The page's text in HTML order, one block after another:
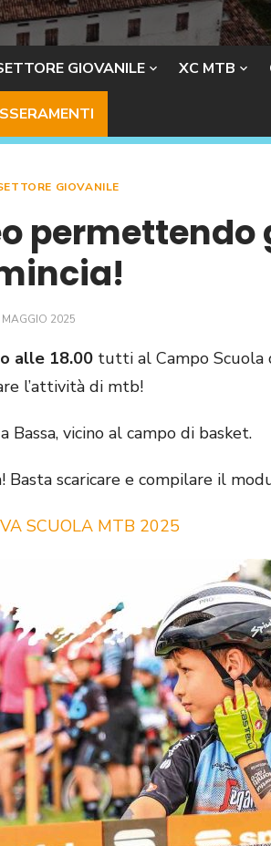
GIOVANILE XC MTB
GIOVANILE
permettendo
2025
alle 18.00tutti al Campo Scuola
l’attività di mtb!
Bassa, vicino al campo di basket.
Basta scaricare e compilare il
SCUOLA MTB 2025